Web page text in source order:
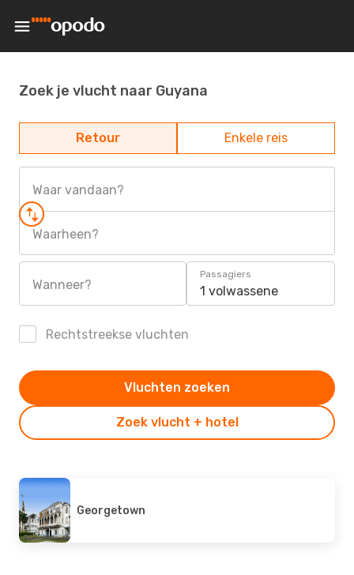
Zoek je vlucht naar Guyana
Retour Enkele reis
Waar vandaan?
Waarheen?
Wanneer?
Passagiers
1 volwassene
Rechtstreekse vluchten
Zoek vlucht + hotel
Vluchten zoeken
Georgetown